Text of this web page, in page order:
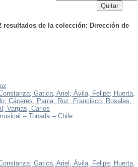
resultados de la colección: Dirección de
Gatica, Ariel; Ávila, Felipe; Huerta,
Cáceres, Paula; Ruz, Francisco; Rosales,
Vargas, Carlos
-- Tonada -- Chile
Gatica, Ariel; Ávila, Felipe; Huerta,